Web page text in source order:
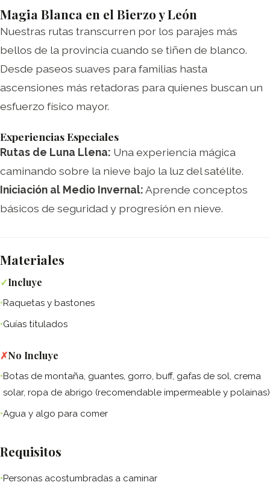
Magia Blanca en el Bierzo y León
Nuestras rutas transcurren por los parajes más
bellos de la provincia cuando se tiñen de blanco.
Desde paseos suaves para familias hasta
ascensiones más retadoras para quienes buscan un
esfuerzo físico mayor.
Experiencias Especiales
Rutas de Luna Llena: Una experiencia mágica
caminando sobre la nieve bajo la luz del satélite.
Iniciación al Medio Invernal:Aprende conceptos
básicos de seguridad y progresión en nieve.
Materiales
✓Incluye
Raquetas y bastones
Guías titulados
✗No Incluye
Botas de montaña, guantes, gorro, buff, gafas de sol, crema
solar, ropa de abrigo (recomendable impermeable y polainas)
Agua y algo para comer
Requisitos
Personas acostumbradas a caminar